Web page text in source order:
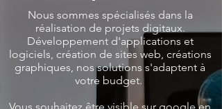
Nous sommes spécialisés dans la
réalisation de projets digitaux.
Développement d'applications et
logiciels, création de sites web, créations
graphiques, nos solutions s'adaptent à
votre budget.